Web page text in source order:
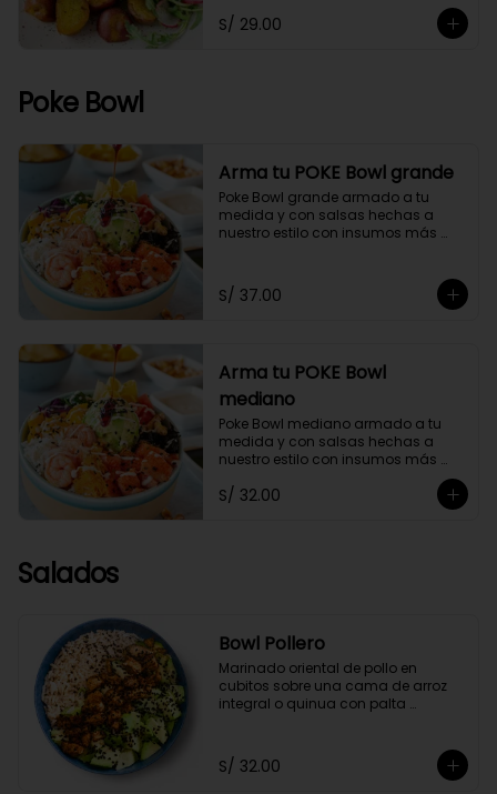
arúgula.
S/ 29.00
Poke Bowl
Arma tu POKE Bowl grande
Poke Bowl grande armado a tu
medida y con salsas hechas a
nuestro estilo con insumos más
S/ 37.00
Arma tu POKE Bowl
mediano
Poke Bowl mediano armado a tu
medida y con salsas hechas a
nuestro estilo con insumos más
S/ 32.00
Salados
Bowl Pollero
Marinado oriental de pollo en
cubitos sobre una cama de arroz
integral o quinua con palta
soya.
S/ 32.00